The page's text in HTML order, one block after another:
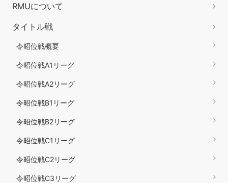
RMUについて
タイトル戦
令昭位戦概要
令昭位戦A1リーグ
令昭位戦A2リーグ
令昭位戦B1リーグ
令昭位戦B2リーグ
令昭位戦C1リーグ
令昭位戦C2リーグ
令昭位戦C3リーグ